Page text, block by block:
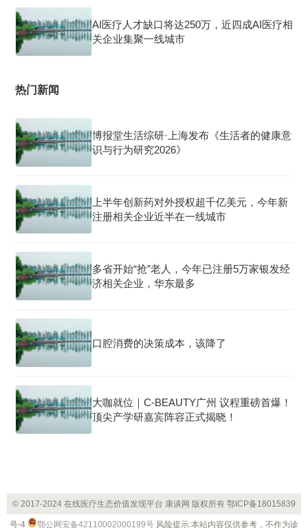
AI医疗人才缺口将达250万，近四成AI医疗相
关企业集聚一线城市
热门新闻
博报堂生活综研·上海发布《生活者的健康意
识与行为研究2026》
上半年创新药对外授权超千亿美元，今年新
注册相关企业近半在一线城市
多省开始“抢”老人，今年已注册5万家银发经
济相关企业，华东最多
口腔消费的决策成本，该降了
大咖就位｜C-BEAUTY广州 议程重磅首爆！
顶尖产学研嘉宾阵容正式揭晓！
© 2017-2024 在线医疗生态价值发现平台 康谈网 版权所有 鄂ICP备18015839
号-4 鄂公网安备42110002000199号 风险提示:本站内容仅供参考，不作为诊